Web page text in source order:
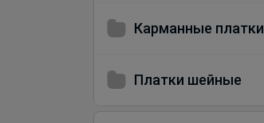
Карманные платки
Платки шейные